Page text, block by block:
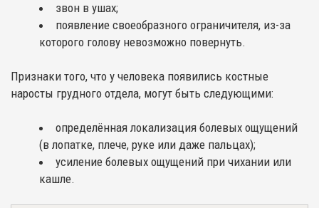
звон в ушах;
появление своеобразного ограничителя, из-за
которого голову невозможно повернуть.
Признаки того, что у человека появились костные
наросты грудного отдела, могут быть следующими:
определённая локализация болевых ощущений
(в лопатке, плече, руке или даже пальцах);
усиление болевых ощущений при чихании или
кашле.